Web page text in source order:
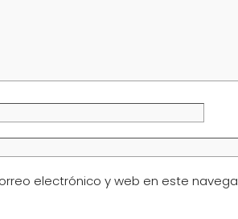
electrónico y web en este